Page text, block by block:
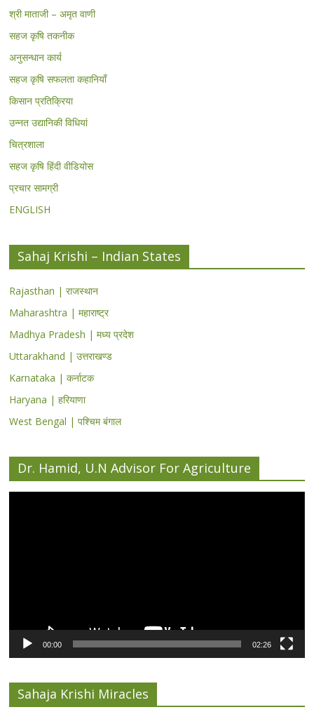
श्री माताजी – अमृत वाणी
सहज कृषि तकनीक
अनुसन्धान कार्य
सहज कृषि सफलता कहानियाँ
किसान प्रतिक्रिया
उन्नत उद्यानिकी विधियां
चित्रशाला
सहज कृषि हिंदी वीडियोस
प्रचार सामग्री
ENGLISH
Sahaj Krishi – Indian States
Rajasthan | राजस्थान
Maharashtra | महाराष्ट्र
Madhya Pradesh | मध्य प्रदेश
Uttarakhand | उत्तराखण्ड
Karnataka | कर्नाटक
Haryana | हरियाणा
West Bengal | पश्चिम बंगाल
Dr. Hamid, U.N Advisor For Agriculture
00:00 02:26
Sahaja Krishi Miracles